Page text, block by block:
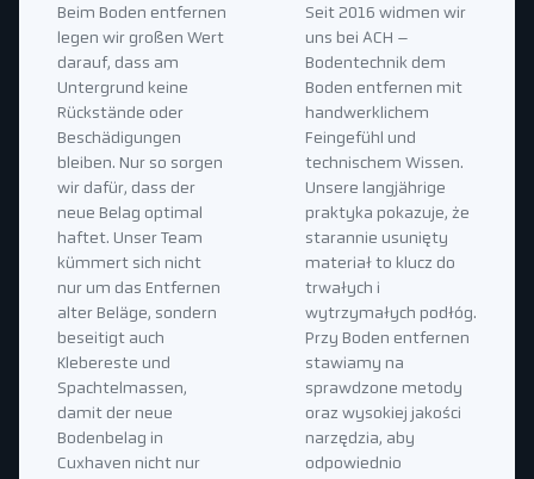
Seit 2016 widmen wir
uns bei ACH –
Bodentechnik dem
Boden entfernen mit
handwerklichem
Feingefühl und
technischem Wissen.
Unsere langjährige
praktyka pokazuje, że
starannie usunięty
materiał to klucz do
trwałych i
wytrzymałych podłóg.
Przy Boden entfernen
stawiamy na
sprawdzone metody
oraz wysokiej jakości
narzędzia, aby
odpowiednio
Beim Boden entfernen
legen wir großen Wert
darauf, dass am
Untergrund keine
Rückstände oder
Beschädigungen
bleiben. Nur so sorgen
wir dafür, dass der
neue Belag optimal
haftet. Unser Team
kümmert sich nicht
nur um das Entfernen
alter Beläge, sondern
beseitigt auch
Klebereste und
Spachtelmassen,
damit der neue
Bodenbelag in
Cuxhaven nicht nur